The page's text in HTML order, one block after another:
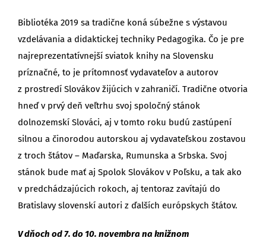
Bibliotéka 2019 sa tradične koná súbežne s výstavou
vzdelávania a didaktickej techniky Pedagogika. Čo je pre
najreprezentatívnejší sviatok knihy na Slovensku
príznačné, to je prítomnosť vydavateľov a autorov
z prostredí Slovákov žijúcich v zahraničí. Tradične otvoria
hneď v prvý deň veľtrhu svoj spoločný stánok
dolnozemskí Slováci, aj v tomto roku budú zastúpení
silnou a činorodou autorskou aj vydavateľskou zostavou
z troch štátov – Maďarska, Rumunska a Srbska. Svoj
stánok bude mať aj Spolok Slovákov v Poľsku, a tak ako
v predchádzajúcich rokoch, aj tentoraz zavítajú do
Bratislavy slovenskí autori z ďalších európskych štátov.
V dňoch od 7. do 10. novembra na knižnom